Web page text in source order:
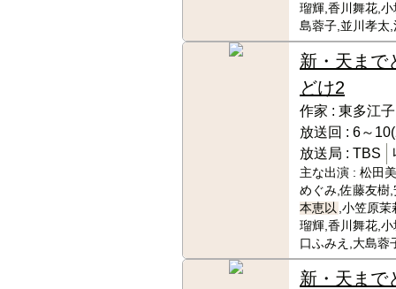
瑠輝,香川舞花,
島蓉子,並川孝太
新・天まで
どけ2
作家 : 東多江子
放送回 : 6～
放送局 : TBS
主な出演 : 松田
めぐみ,佐藤友樹
本恵以 ,小笠原
瑠輝,香川舞花,
口ふみえ,大島蓉
新・天まで